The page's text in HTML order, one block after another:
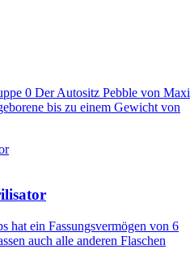
0 Der Autositz Pebble von Maxi
bis zu einem Gewicht von
hat ein Fassungsvermögen von 6
auch alle anderen Flaschen